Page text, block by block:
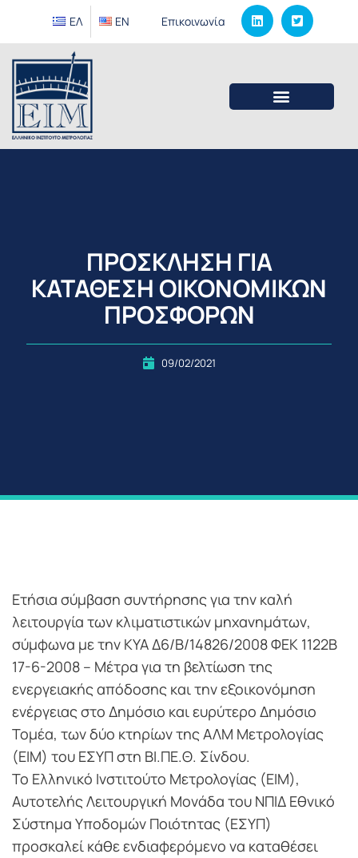
ΕΛ EΝ Επικοινωνία
ΠΡΟΣΚΛΗΣΗ ΓΙΑ
ΚΑΤΑΘΕΣΗ ΟΙΚΟΝΟΜΙΚΩΝ
ΠΡΟΣΦΟΡΩΝ
09/02/2021
Ετήσια σύμβαση συντήρησης για την καλή
λειτουργία των κλιματιστικών μηχανημάτων,
σύμφωνα με την ΚΥΑ Δ6/Β/14826/2008 ΦΕΚ 1122Β
17-6-2008 – Μέτρα για τη βελτίωση της
ενεργειακής απόδοσης και την εξοικονόμηση
ενέργειας στο Δημόσιο και ευρύτερο Δημόσιο
Τομέα, των δύο κτηρίων της ΑΛΜ Μετρολογίας
(ΕΙΜ) του ΕΣΥΠ στη ΒΙ.ΠΕ.Θ. Σίνδου.
Το Ελληνικό Ινστιτούτο Μετρολογίας (ΕΙΜ),
Αυτοτελής Λειτουργική Μονάδα του ΝΠΙΔ Εθνικό
Σύστημα Υποδομών Ποιότητας (ΕΣΥΠ)
προσκαλεί κάθε ενδιαφερόμενο να καταθέσει